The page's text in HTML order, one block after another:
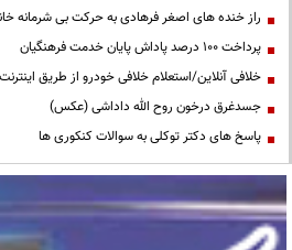
راز خنده های اصغر فرهادی به حرکت بی شرمانه
پرداخت ۱۰۰ درصد پاداش پایان خدمت فرهنگیان
خلافی آنلاین/استعلام خلافی خودرو از طریق
جسدغرق درخون روح الله داداشی (عکس)
پاسخ های دکتر توکلی به سوالات کنکوری ها